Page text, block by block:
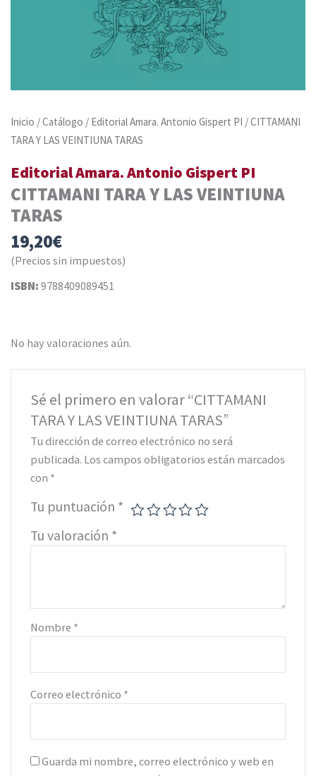
Inicio /Catálogo / Editorial Amara. Antonio Gispert PI / CITTAMANI
TARA Y LAS VEINTIUNA TARAS
Editorial Amara. Antonio Gispert PI
CITTAMANI TARA Y LAS VEINTIUNA
TARAS
19,20€
(Precios sin impuestos)
ISBN: 9788409089451
No hay valoraciones aún.
Sé el primero en valorar “CITTAMANI
TARA Y LAS VEINTIUNA TARAS”
Tu dirección de correo electrónico no será
publicada. Los campos obligatorios están marcados
con *
Tu puntuación *
Tu valoración *
Nombre *
Correo electrónico *
Guarda mi nombre, correo electrónico y web en